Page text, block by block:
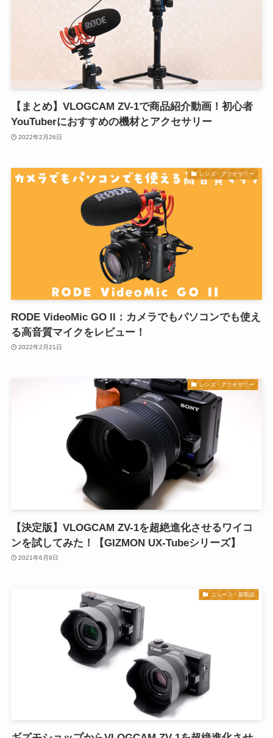
【まとめ】VLOGCAM ZV-1で商品紹介動画！初心者
YouTuberにおすすめの機材とアクセサリー
2022年2月26日
レンズ・アクセサリー
RODE VideoMic GO II：カメラでもパソコンでも使え
る高音質マイクをレビュー！
2022年2月21日
レンズ・アクセサリー
【決定版】VLOGCAM ZV-1を超絶進化させるワイコ
ンを試してみた！【GIZMON UX-Tubeシリーズ】
2021年6月9日
ニュース・新製品